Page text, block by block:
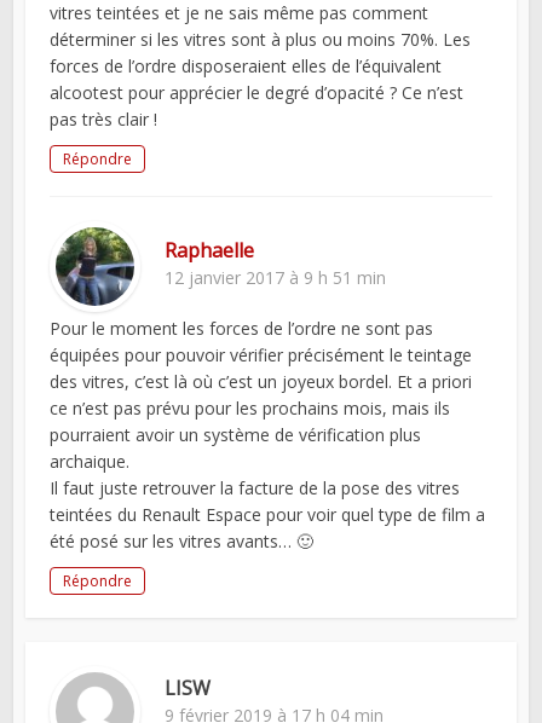
vitres teintées et je ne sais même pas comment
déterminer si les vitres sont à plus ou moins 70%. Les
forces de l’ordre disposeraient elles de l’équivalent
alcootest pour apprécier le degré d’opacité ? Ce n’est
pas très clair !
Répondre
Raphaelle
12 janvier 2017 à 9 h 51 min
Pour le moment les forces de l’ordre ne sont pas
équipées pour pouvoir vérifier précisément le teintage
des vitres, c’est là où c’est un joyeux bordel. Et a priori
ce n’est pas prévu pour les prochains mois, mais ils
pourraient avoir un système de vérification plus
archaique.
Il faut juste retrouver la facture de la pose des vitres
teintées du Renault Espace pour voir quel type de film a
été posé sur les vitres avants… 🙂
Répondre
LISW
9 février 2019 à 17 h 04 min